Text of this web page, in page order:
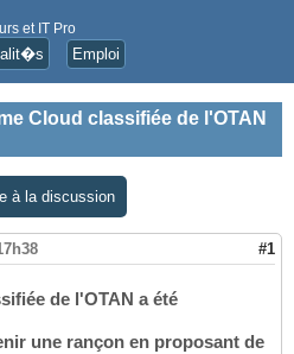
et IT Pro
Emploi
Cloud classifiée de l'OTAN
à la discussion
#1
de l'OTAN a été
une rançon en proposant de